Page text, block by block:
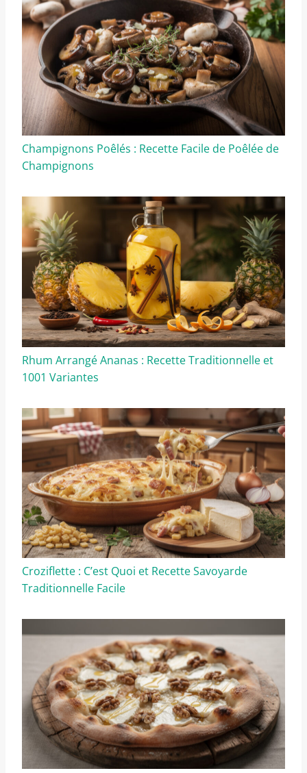
Champignons Poêlés : Recette Facile de Poêlée de
Champignons
Rhum Arrangé Ananas : Recette Traditionnelle et
1001 Variantes
Croziflette : C’est Quoi et Recette Savoyarde
Traditionnelle Facile